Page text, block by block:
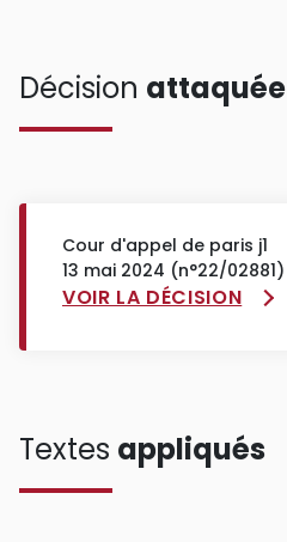
Décision attaquée
Cour d'appel de paris j1
13 mai 2024 (n°22/02881)
VOIR LA DÉCISION
Textes appliqués